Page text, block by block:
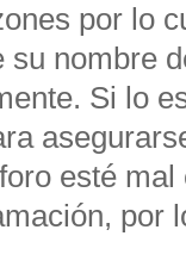
por lo
su nombre
Si lo
esté
por